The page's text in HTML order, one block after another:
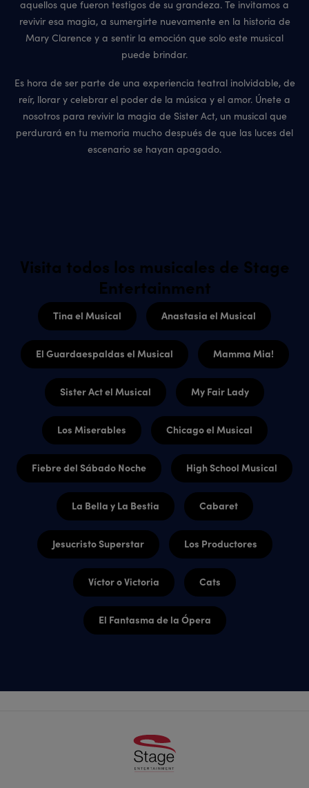
aquellos que fueron testigos de su grandeza. Te invitamos a
revivir esa magia, a sumergirte nuevamente en la historia de
Mary Clarence y a sentir la emoción que solo este musical
puede brindar.
Es hora de ser parte de una experiencia teatral inolvidable, de
reír, llorar y celebrar el poder de la música y el amor. Únete a
nosotros para revivir la magia de Sister Act, un musical que
perdurará en tu memoria mucho después de que las luces del
escenario se hayan apagado.
Visita todos los musicales de Stage
Entertainment
Tina el Musical Anastasia el Musical
El Guardaespaldas el Musical Mamma Mia!
Sister Act el Musical My Fair Lady
Los Miserables Chicago el Musical
Fiebre del Sábado Noche High School Musical
La Bella y La Bestia Cabaret
Jesucristo Superstar Los Productores
Víctor o Victoria Cats
El Fantasma de la Ópera